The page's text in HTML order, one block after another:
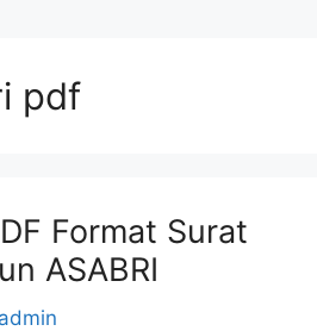
pdf
Format Surat
ASABRI
admin